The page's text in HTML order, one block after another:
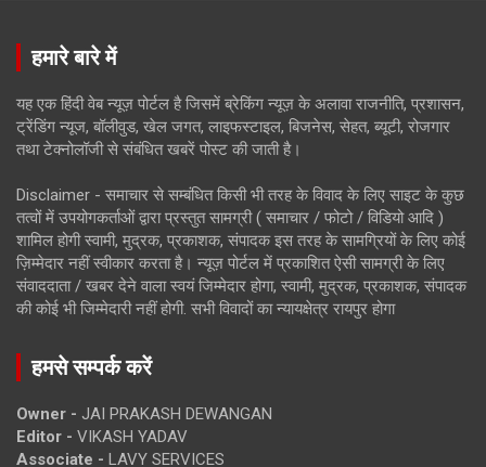
हमारे बारे में
यह एक हिंदी वेब न्यूज़ पोर्टल है जिसमें ब्रेकिंग न्यूज़ के अलावा राजनीति, प्रशासन,
ट्रेंडिंग न्यूज, बॉलीवुड, खेल जगत, लाइफस्टाइल, बिजनेस, सेहत, ब्यूटी, रोजगार
तथा टेक्नोलॉजी से संबंधित खबरें पोस्ट की जाती है।
Disclaimer - समाचार से सम्बंधित किसी भी तरह के विवाद के लिए साइट के कुछ
तत्वों में उपयोगकर्ताओं द्वारा प्रस्तुत सामग्री ( समाचार / फोटो / विडियो आदि )
शामिल होगी स्वामी, मुद्रक, प्रकाशक, संपादक इस तरह के सामग्रियों के लिए कोई
ज़िम्मेदार नहीं स्वीकार करता है। न्यूज़ पोर्टल में प्रकाशित ऐसी सामग्री के लिए
संवाददाता / खबर देने वाला स्वयं जिम्मेदार होगा, स्वामी, मुद्रक, प्रकाशक, संपादक
की कोई भी जिम्मेदारी नहीं होगी. सभी विवादों का न्यायक्षेत्र रायपुर होगा
हमसे सम्पर्क करें
Owner - JAI PRAKASH DEWANGAN
Editor - VIKASH YADAV
Associate - LAVY SERVICES